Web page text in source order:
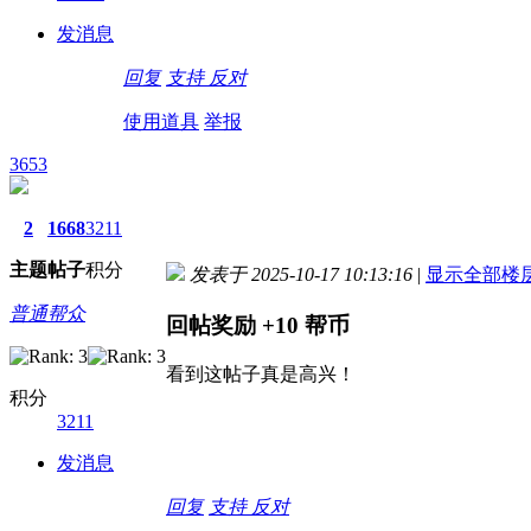
发消息
回复 支持 反对
使用道具 举报
3653
2
主题
1668
帖子
3211
积分
普通帮众
积分
3211
发消息
发表于 2025-10-17 10:13:16 | 显示全部楼
回帖奖励 +10 帮币
看到这帖子真是高兴！
回复 支持 反对